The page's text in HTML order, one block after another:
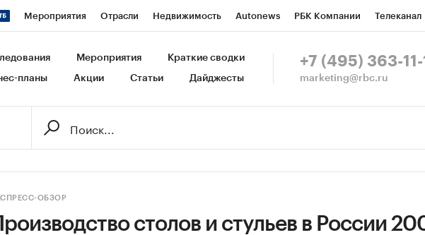
Мероприятия Отрасли Недвижимость Autonews РБК Компании Телеканал
Франшизы Газета Спецпроекты СПб Конференции СПб Спецпроекты
Мероприятия Краткие сводки
планы Акции Статьи Дайджесты
+7 (495) 363-11-
marketing@rbc.ru
ОБЗОР
столов и стульев в России